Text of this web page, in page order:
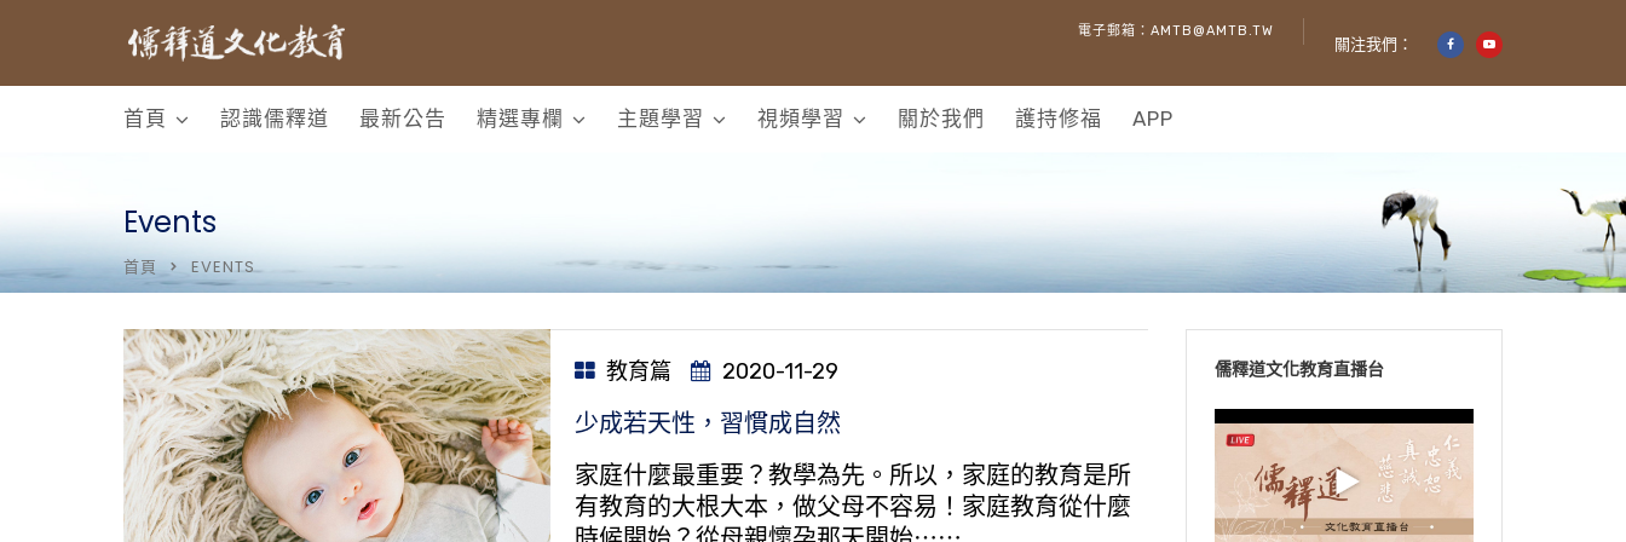
電子郵箱：AMTB@AMTB.TW
關注我們：
首頁 認識儒釋道 最新公告 精選專欄 主題學習 視頻學習 關於我們 護持修福 APP
Events
首頁 EVENTS
教育篇 2020-11-29
少成若天性，習慣成自然
家庭什麼最重要？教學為先。所以，家庭的教育是所
有教育的大根大本，做父母不容易！家庭教育從什麼
儒釋道文化教育直播台